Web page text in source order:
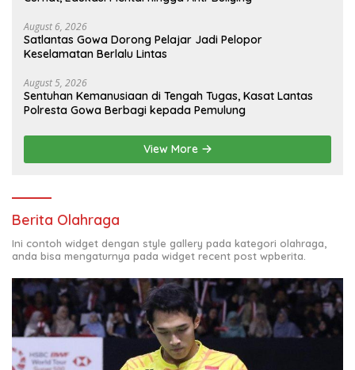
August 6, 2026
Satlantas Gowa Dorong Pelajar Jadi Pelopor
Keselamatan Berlalu Lintas
August 5, 2026
Sentuhan Kemanusiaan di Tengah Tugas, Kasat Lantas
Polresta Gowa Berbagi kepada Pemulung
View More
Berita Olahraga
Ini contoh widget dengan style gallery pada kategori olahraga,
anda bisa mengaturnya pada widget recent post wpberita.